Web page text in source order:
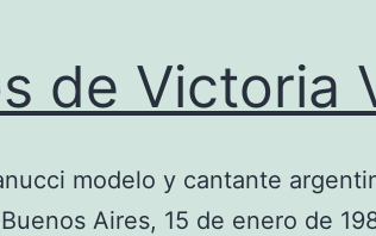
de Victoria
modelo y cantante
Aires, 15 de enero de